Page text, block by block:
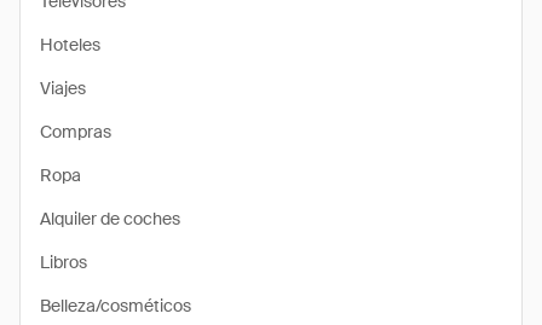
Hoteles
Viajes
Compras
Ropa
Alquiler de coches
Libros
Belleza/cosméticos